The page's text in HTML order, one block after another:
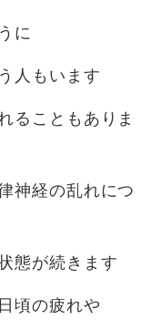
に
人もいます
ることもありま
神経の乱れにつ
態が続きます
頃の疲れや